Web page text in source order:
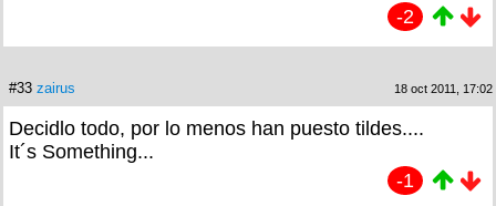
-2
#33 zairus 18 oct 2011, 17:02
Decidlo todo, por lo menos han puesto tildes....
It´s Something...
-1